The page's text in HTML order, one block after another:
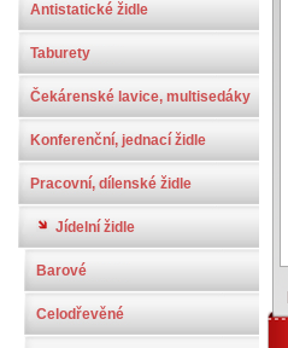
Antistatické židle
Taburety
Čekárenské lavice, multisedáky
Konferenční, jednací židle
Pracovní, dílenské židle
Jídelní židle
Barové
Celodřevěné